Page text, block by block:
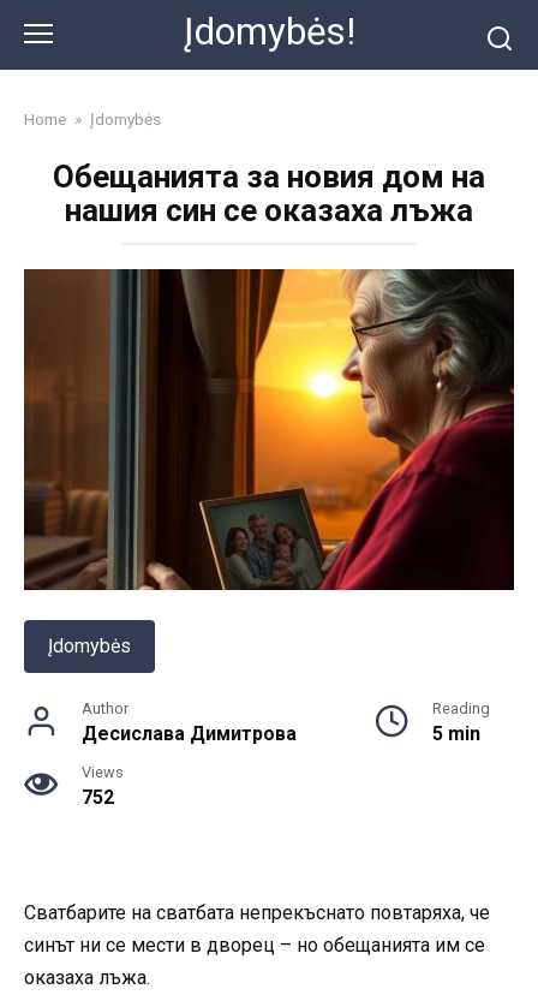
content
Įdomybės!
Home » Įdomybės
Обещанията за новия дом на
нашия син се оказаха лъжа
Įdomybės
Author
Десислава Димитрова
Reading
5 min
Views
752
Сватбарите на сватбата непрекъснато повтаряха, че
синът ни се мести в дворец – но обещанията им се
оказаха лъжа.